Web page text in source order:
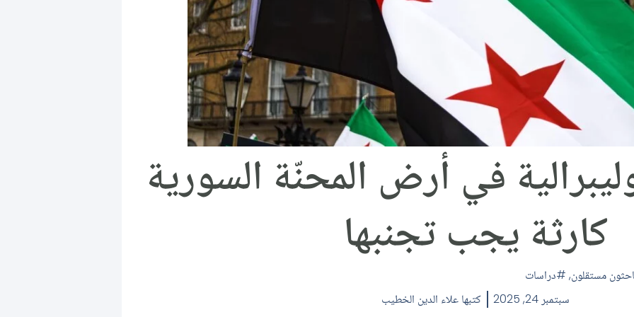
في أرض المحنّة السورية
كارثة يجب تجنبها
مستقلون,
دراسات
سبتمبر 24, 2025
كتبها علاء الدين الخطيب